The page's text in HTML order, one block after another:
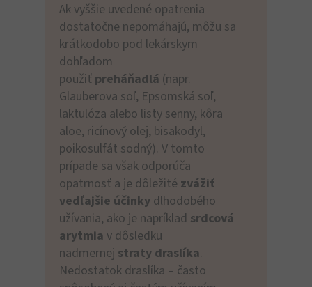
Ak vyššie uvedené opatrenia
dostatočne nepomáhajú, môžu sa
krátkodobo pod lekárskym
dohľadom
použiť preháňadlá (napr.
Glauberova soľ, Epsomská soľ,
laktulóza alebo listy senny, kôra
aloe, ricínový olej, bisakodyl,
poikosulfát sodný). V tomto
prípade sa však odporúča
opatrnosť a je dôležité zvážiť
vedľajšie účinky dlhodobého
užívania, ako je napríklad srdcová
arytmia v dôsledku
nadmernej straty draslíka.
Nedostatok draslíka – často